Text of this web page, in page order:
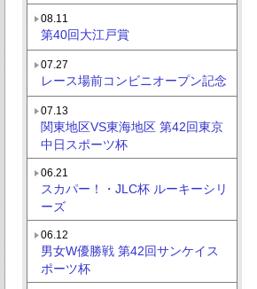
08.11
第40回大江戸賞
07.27
レース場前コンビニオープン記念
07.13
関東地区VS東海地区 第42回東京
中日スポーツ杯
06.21
スカパー！・JLC杯 ルーキーシリ
ーズ
06.12
男女W優勝戦 第42回サンケイス
ポーツ杯